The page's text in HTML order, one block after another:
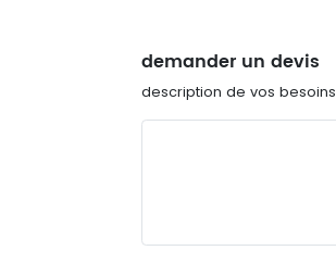
demander un devis
description de vos besoins